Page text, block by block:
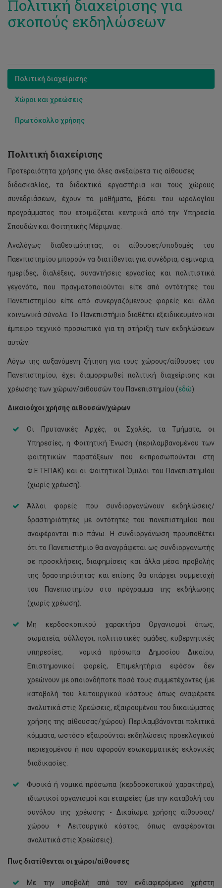
Transfers and second degree
Special Categories - with International Examinations
Admission decissions (on Undergraduate)
Registration
Submission of Application
Student Halls
Short stay Visitors
Summer accommodation program
Επίδομα ενοικίου
Πολιτική διαχείρισης για
σκοπούς εκδηλώσεων
Πολιτική διαχείρισης
Χώροι και χρεώσεις
Πρωτόκολλο χρήσης
Πολιτική διαχείρισης
Προτεραιότητα χρήσης για όλες ανεξαίρετα τις αίθουσες
διδασκαλίας, τα διδακτικά εργαστήρια και τους χώρους
συνεδριάσεων, έχουν τα μαθήματα, βάσει του ωρολογίου
προγράμματος που ετοιμάζεται κεντρικά από την Υπηρεσία
Σπουδών και Φοιτητικής Μέριμνας.
Αναλόγως διαθεσιμότητας, οι αίθουσες/υποδομές του
Παενπιστημίου μπορούν να διατίθενται για συνέδρια, σεμινάρια,
ημερίδες, διαλέξεις, συναντήσεις εργασίας και πολιτιστικά
γεγονότα, που πραγματοποιούνται είτε από οντότητες του
Πανεπιστημίου είτε από συνεργαζόμενους φορείς και άλλα
κοινωνικά σύνολα. Το Πανεπιστήμιο διαθέτει εξειδικευμένο και
έμπειρο τεχνικό προσωπικό για τη στήριξη των εκδηλώσεων
αυτών.
Λόγω της αυξανόμενη ζήτηση για τους χώρους/αίθουσες του
Πανεπιστημίου, έχει διαμορφωθεί πολιτική διαχείρισης και
χρέωσης των χώρων/αιθουσών του Πανεπιστημίου (εδώ).
Δικαιούχοι χρήσης αιθουσών/χώρων
Οι Πρυτανικές Αρχές, οι Σχολές, τα Τμήματα, οι
Υπηρεσίες, η Φοιτητική Ένωση (περιλαμβανομένου των
φοιτητικών παρατάξεων που εκπροσωπούνται στη
Φ.Ε.ΤΕΠΑΚ) και οι Φοιτητικοί Όμιλοι του Πανεπιστημίου
(χωρίς χρέωση).
Άλλοι φορείς που συνδιοργανώνουν εκδηλώσεις/
δραστηριότητες με οντότητες του πανεπιστημίου που
αναφέρονται πιο πάνω. Η συνδιοργάνωση προϋποθέτει
ότι το Πανεπιστήμιο θα αναγράφεται ως συνδιοργανωτής
σε προσκλήσεις, διαφημίσεις και άλλα μέσα προβολής
της δραστηριότητας και επίσης θα υπάρχει συμμετοχή
του Πανεπιστημίου στο πρόγραμμα της εκδήλωσης
(χωρίς χρέωση).
Μη κερδοσκοπικού χαρακτήρα Οργανισμοί όπως,
σωματεία, σύλλογοι, πολιτιστικές ομάδες, κυβερνητικές
υπηρεσίες, νομικά πρόσωπα Δημοσίου Δικαίου,
Επιστημονικοί φορείς, Επιμελητήρια εφόσον δεν
χρεώνουν με οποιονδήποτε ποσό τους συμμετέχοντες (με
καταβολή του λειτουργικού κόστους όπως αναφέρετε
αναλυτικά στις Χρεώσεις, εξαιρουμένου του δικαιώματος
χρήσης της αίθουσας/χώρου). Περιλαμβάνονται πολιτικά
κόμματα, ωστόσο εξαιρούνται εκδηλώσεις προεκλογικού
περιεχομένου ή που αφορούν εσωκομματικές εκλογικές
διαδικασίες.
Φυσικά ή νομικά πρόσωπα (κερδοσκοπικού χαρακτήρα),
ιδιωτικοί οργανισμοί και εταιρείες (με την καταβολή του
συνόλου της χρέωσης - Δικαίωμα χρήσης αίθουσας/
χώρου + Λειτουργικό κόστος, όπως αναφέρονται
αναλυτικά στις Χρεώσεις).
Πως διατίθενται οι χώροι/αίθουσες
Με την υποβολή από τον ενδιαφερόμενο χρήστη